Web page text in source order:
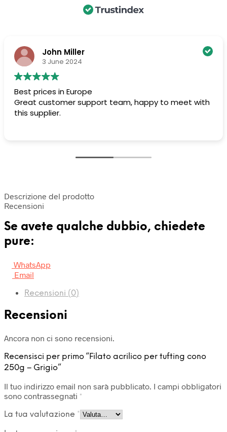
John Miller
3 June 2024
Best prices in Europe
Great customer support team, happy to meet with
this supplier.
Descrizione del prodotto
Recensioni
Se avete qualche dubbio, chiedete
pure:
WhatsApp
Email
Recensioni (0)
Recensioni
Ancora non ci sono recensioni.
Recensisci per primo “Filato acrilico per tufting cono
250g – Grigio”
Il tuo indirizzo email non sarà pubblicato. I campi obbligatori
sono contrassegnati *
La tua valutazione *